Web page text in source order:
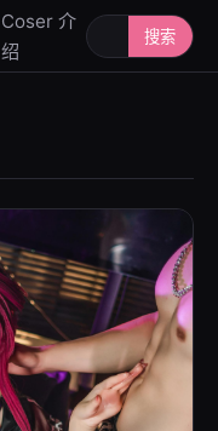
Coser 介
绍
搜索人物或写
搜索